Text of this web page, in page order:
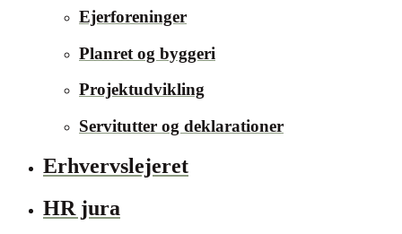
Ejerforeninger
Planret og byggeri
Projektudvikling
Servitutter og deklarationer
Erhvervslejeret
HR jura